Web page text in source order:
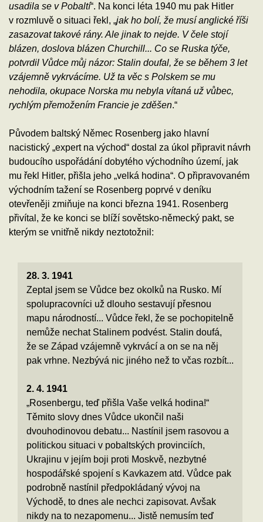
usadila se v Pobaltí“. Na konci léta 1940 mu pak Hitler
v rozmluvě o situaci řekl, „jak ho bolí, že musí anglické říši
zasazovat takové rány. Ale jinak to nejde. V čele stojí
blázen, doslova blázen Churchill... Co se Ruska týče,
potvrdil Vůdce můj názor: Stalin doufal, že se během 3 let
vzájemně vykrvácíme. Už ta věc s Polskem se mu
nehodila, okupace Norska mu nebyla vítaná už vůbec,
rychlým přemožením Francie je zděšen.“
Původem baltský Němec Rosenberg jako hlavní
nacistický „expert na východ“ dostal za úkol připravit návrh
budoucího uspořádání dobytého východního území, jak
mu řekl Hitler, přišla jeho „velká hodina“. O připravovaném
východním tažení se Rosenberg poprvé v deníku
otevřeněji zmiňuje na konci března 1941. Rosenberg
přivítal, že ke konci se blíží sovětsko-německý pakt, se
kterým se vnitřně nikdy neztotožnil:
28. 3. 1941
Zeptal jsem se Vůdce bez okolků na Rusko. Mí
spolupracovníci už dlouho sestavují přesnou
mapu národností... Vůdce řekl, že se pochopitelně
nemůže nechat Stalinem podvést. Stalin doufá,
že se Západ vzájemně vykrvácí a on se na něj
pak vrhne. Nezbývá nic jiného než to včas rozbít...
2. 4. 1941
„Rosenbergu, teď přišla Vaše velká hodina!“
Těmito slovy dnes Vůdce ukončil naši
dvouhodinovou debatu... Nastínil jsem rasovou a
politickou situaci v pobaltských provinciích,
Ukrajinu v jejím boji proti Moskvě, nezbytné
hospodářské spojení s Kavkazem atd. Vůdce pak
podrobně nastínil předpokládaný vývoj na
Východě, to dnes ale nechci zapisovat. Avšak
nikdy na to nezapomenu... Jistě nemusím teď